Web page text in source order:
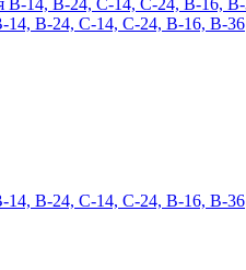
14, B-24, C-14, C-24, B-16, B-36
14, B-24, C-14, C-24, B-16, B-36